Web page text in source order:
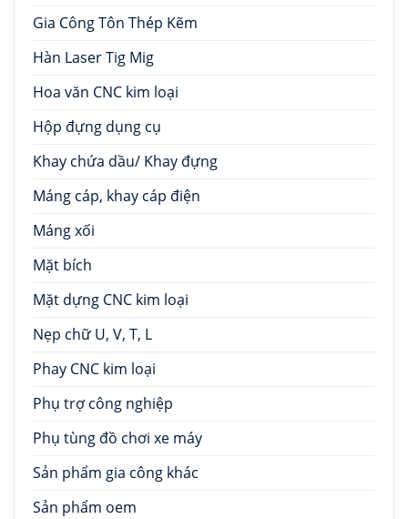
Gia Công Tôn Thép Kẽm
Hàn Laser Tig Mig
Hoa văn CNC kim loại
Hộp đựng dụng cụ
Khay chứa dầu/ Khay đựng
Máng cáp, khay cáp điện
Máng xối
Mặt bích
Mặt dựng CNC kim loại
Nẹp chữ U, V, T, L
Phay CNC kim loại
Phụ trợ công nghiệp
Phụ tùng đồ chơi xe máy
Sản phẩm gia công khác
Sản phẩm oem